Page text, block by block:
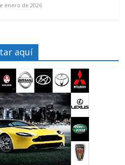
enero de 2026
aquí